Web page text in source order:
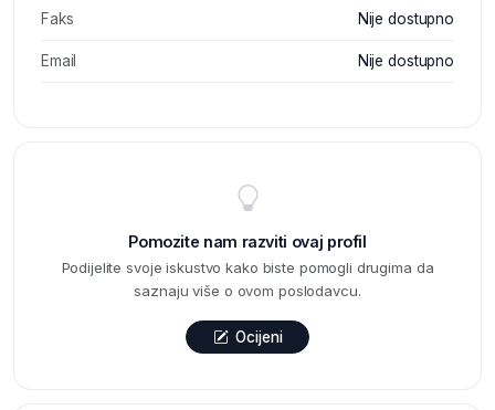
Faks Nije dostupno
Email Nije dostupno
Pomozite nam razviti ovaj profil
Podijelite svoje iskustvo kako biste pomogli drugima da
saznaju više o ovom poslodavcu.
Ocijeni